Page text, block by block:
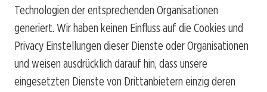
Technologien der entsprechenden Organisationen
generiert. Wir haben keinen Einfluss auf die Cookies und
Privacy Einstellungen dieser Dienste oder Organisationen
und weisen ausdrücklich darauf hin, dass unsere
eingesetzten Dienste von Drittanbietern einzig deren